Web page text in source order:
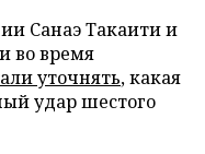
Санаэ Такаити и
во время
уточнять, какая
удар шестого